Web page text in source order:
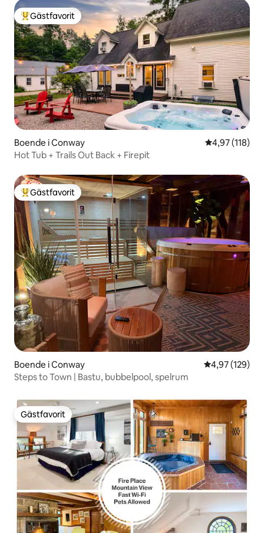
Populär gästfavorit
Gästfavorit
Boende i Conway 4,97 av 5 i
4,97 (118)
Hot Tub + Trails Out Back + Firepit
Populär gästfavorit
Gästfavorit
Boende i Conway 4,97 av 5 i
4,97 (129)
Steps to Town | Bastu, bubbelpool, spelrum
Gästfavorit
Gästfavorit